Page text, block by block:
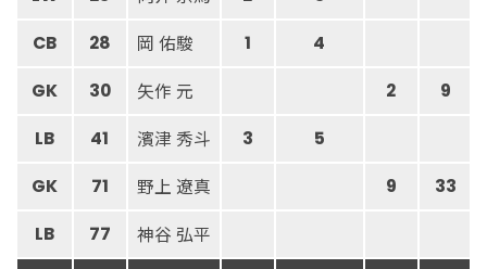
CB 28 岡 佑駿 1 4
GK 30 矢作 元 2 9
LB 41 濱津 秀斗 3 5
GK 71 野上 遼真 9 33
LB 77 神谷 弘平